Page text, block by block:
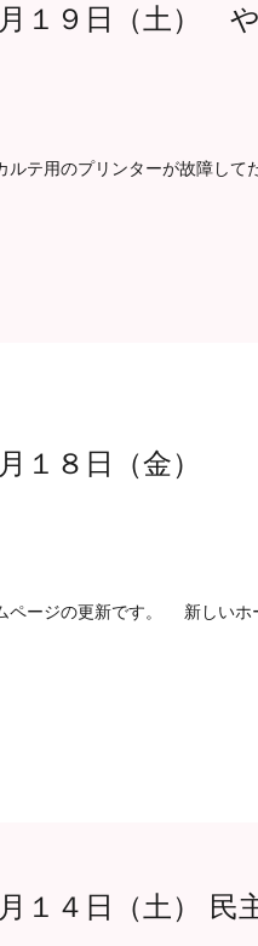
１９日（土）
ルテ用のプリンターが故障し
月１８日（金）
ページの更新です。 新しいホ
１４日（土） 民